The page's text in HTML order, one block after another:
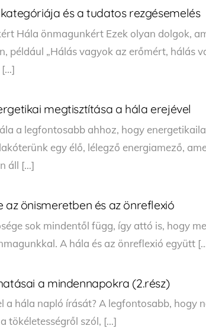
és a tudatos rezgésemelés
Hála önmagunkért Ezek olyan dolgok,
például „Hálás vagyok az erőmért, hálás
[…]
megtisztítása a hála erejével
a legfontosabb ahhoz, hogy
egy élő, lélegző energiamező,
áll […]
az önismeretben és az önreflexió
sok mindentől függ, így attó is, hogy
A hála és az önreflexió együtt
a mindennapokra (2.rész)
a hála napló írását? A legfontosabb, hogy
tökéletességről szól, […]